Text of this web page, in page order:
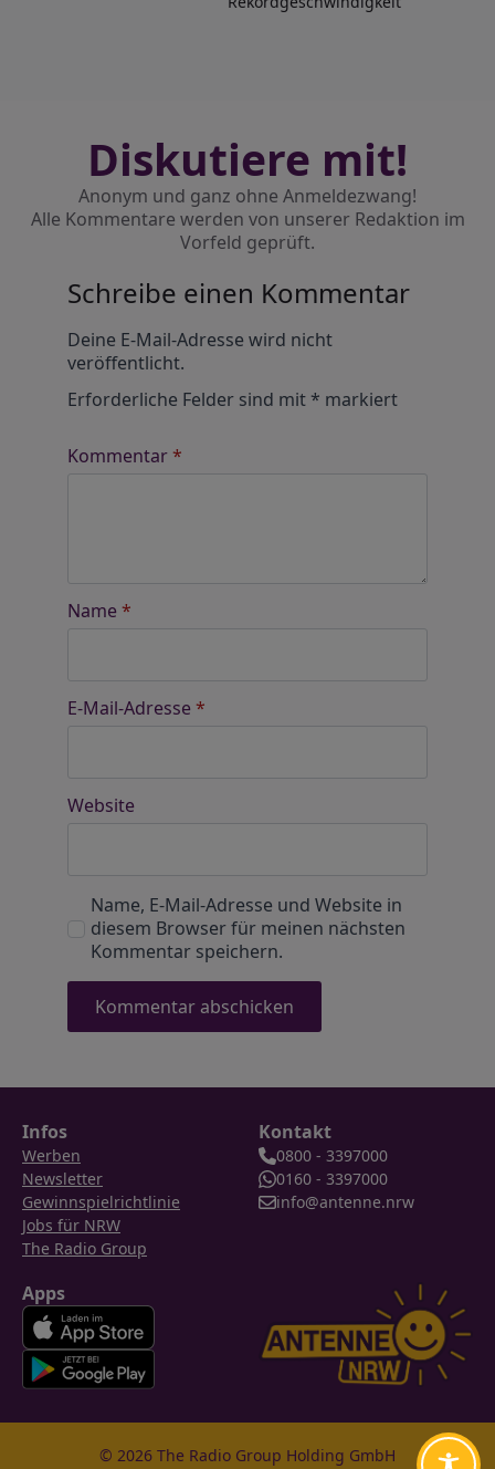
Diskutiere mit!
Anonym und ganz ohne Anmeldezwang!
Alle Kommentare werden von unserer Redaktion im
Vorfeld geprüft.
Schreibe einen Kommentar
Deine E-Mail-Adresse wird nicht
veröffentlicht.
Erforderliche Felder sind mit* markiert
Kommentar*
Name *
E-Mail-Adresse *
Website
Name, E-Mail-Adresse und Website in
diesem Browser für meinen nächsten
Kommentar speichern.
Infos
Werben
Newsletter
Gewinnspielrichtlinie
Jobs für NRW
The Radio Group
Kontakt
0800 - 3397000
0160 - 3397000
info@antenne.nrw
Apps
© 2026 The Radio Group Holding GmbH